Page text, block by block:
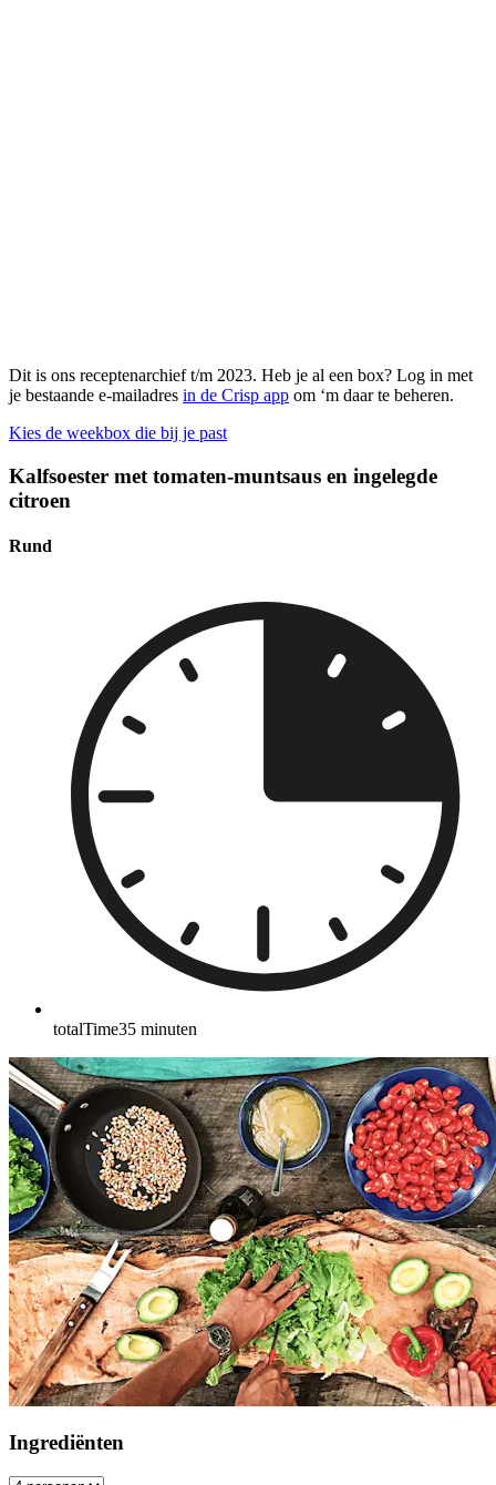
Dit is ons receptenarchief t/m 2023. Heb je al een box? Log in met
je bestaande e-mailadres in de Crisp app om ‘m daar te beheren.
Kies de weekbox die bij je past
Kalfsoester met tomaten-muntsaus en ingelegde
citroen
Rund
totalTime35 minuten
Ingrediënten